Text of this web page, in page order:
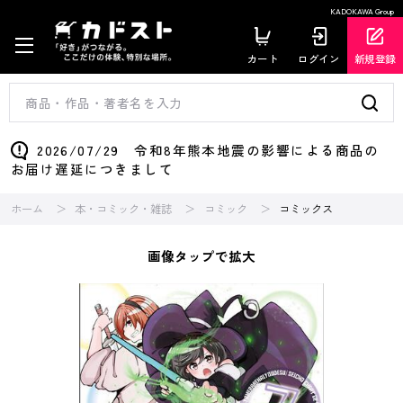
KADOKAWA Group
カート ログイン 新規登録
2026/07/29 令和8年熊本地震の影響による商品の
お届け遅延につきまして
ホーム 本・コミック・雑誌 コミック コミックス
画像タップで拡大